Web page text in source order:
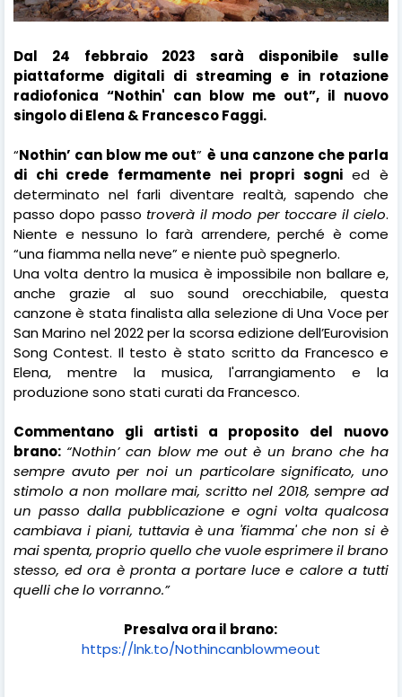
Dal 24 febbraio 2023 sarà disponibile sulle
piattaforme digitali di streaming e in rotazione
radiofonica “Nothin' can blow me out”, il nuovo
singolo di Elena & Francesco Faggi.
“Nothin’ can blow me out” è una canzone che parla
di chi crede fermamente nei propri sognied è
determinato nel farli diventare realtà, sapendo che
passo dopo passo troverà il modo per toccare il cielo.
Niente e nessuno lo farà arrendere, perché è come
“una fiamma nella neve” e niente può spegnerlo.
Una volta dentro la musica è impossibile non ballare e,
anche grazie al suo sound orecchiabile, questa
canzone è stata finalista alla selezione di Una Voce per
San Marino nel 2022 per la scorsa edizione dell’Eurovision
Song Contest. Il testo è stato scritto da Francesco e
Elena, mentre la musica, l'arrangiamento e la
produzione sono stati curati da Francesco.
Commentano gli artisti a proposito del nuovo
brano: “Nothin’ can blow me out è un brano che ha
sempre avuto per noi un particolare significato, uno
stimolo a non mollare mai, scritto nel 2018, sempre ad
un passo dalla pubblicazione e ogni volta qualcosa
cambiava i piani, tuttavia è una 'fiamma' che non si è
mai spenta, proprio quello che vuole esprimere il brano
stesso, ed ora è pronta a portare luce e calore a tutti
quelli che lo vorranno.”
Presalva ora il brano:
https://lnk.to/Nothincanblowmeout